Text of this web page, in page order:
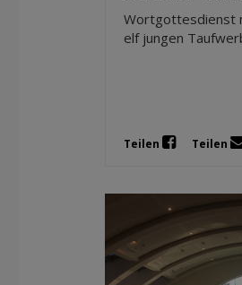
Wortgottesdienst
elf jungen
Teilen Teilen